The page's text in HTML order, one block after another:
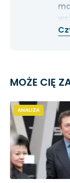
MOŻE CIĘ
ANALIZA